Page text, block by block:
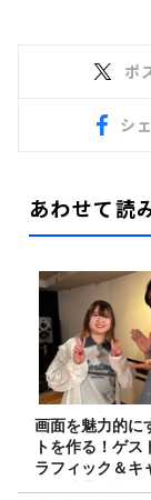
ポ
シ
あわせて読
画面を魅力的に
トを作る！ゲス
ラフィック＆キ
攻の遠藤里桜さ